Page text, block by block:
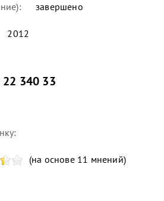
завершено
2012
340 33
(на основе 11 мнений)